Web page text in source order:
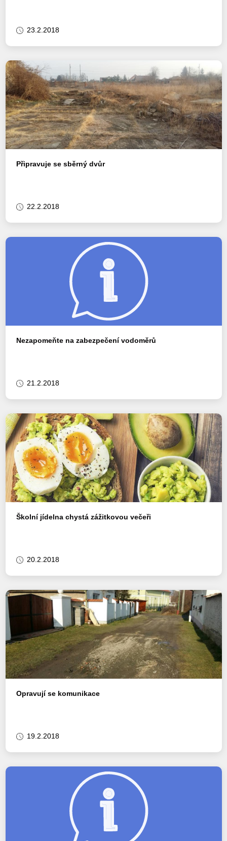
23.2.2018
Připravuje se sběrný dvůr
22.2.2018
Nezapomeňte na zabezpečení vodoměrů
21.2.2018
Školní jídelna chystá zážitkovou večeři
20.2.2018
Opravují se komunikace
19.2.2018